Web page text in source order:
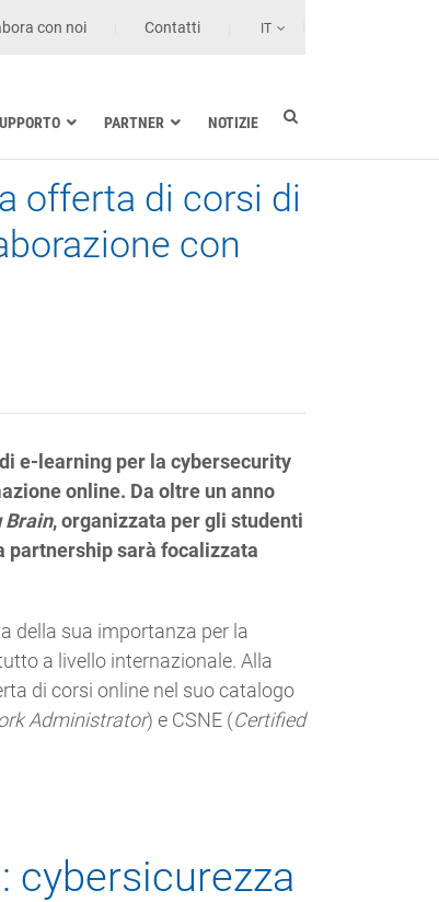
con noi Contatti IT
Industria elettrica
Settore nautico
Strutture sanitarie e di cura
PARTNER NOTIZIE
offerta di corsi di
con
e-learning per la cybersecurity
online. Da oltre un anno
Brain, organizzata per gli studenti
partnership sarà focalizzata
della sua importanza per la
a livello internazionale. Alla
di corsi online nel suo catalogo
Administrator) e CSNE (Certified
cybersicurezza